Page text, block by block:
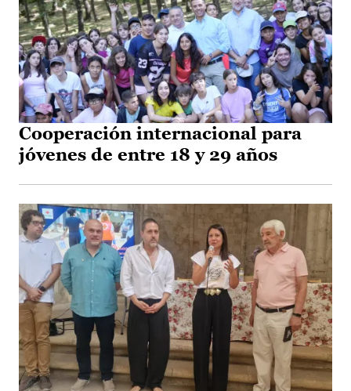
Cooperación internacional para
jóvenes de entre 18 y 29 años